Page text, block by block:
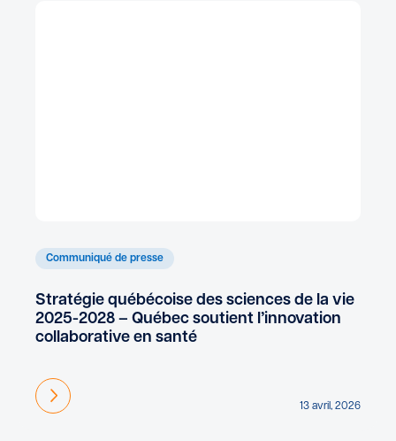
Communiqué de presse
Stratégie québécoise des sciences de la vie
2025-2028 – Québec soutient l’innovation
collaborative en santé
En savoir plus
13 avril, 2026